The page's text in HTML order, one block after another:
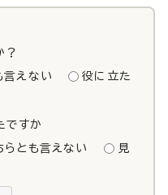
？
言えない
役に立た
ですか
らとも言えない
見